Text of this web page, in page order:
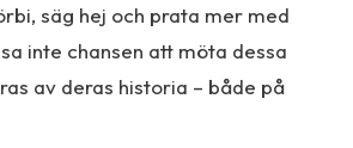
säg hej och prata mer med
inte chansen att möta dessa
av deras historia – både på